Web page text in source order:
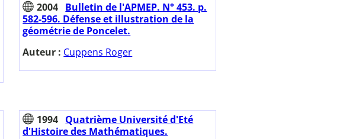
2004 Bulletin de l'APMEP. N° 453. p.
582-596. Défense et illustration de la
géométrie de Poncelet.
Auteur : Cuppens Roger
1994 Quatrième Université d'Eté
d'Histoire des Mathématiques.